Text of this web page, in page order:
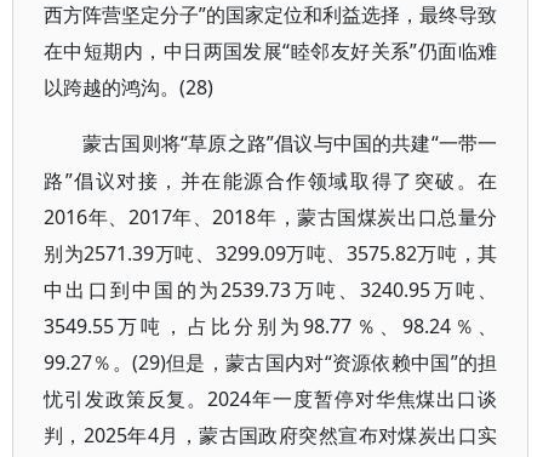
西方阵营坚定分子”的国家定位和利益选择，最终导致
在中短期内，中日两国发展“睦邻友好关系”仍面临难
以跨越的鸿沟。(28)
蒙古国则将“草原之路”倡议与中国的共建“一带一
路”倡议对接，并在能源合作领域取得了突破。在
2016年、2017年、2018年，蒙古国煤炭出口总量分
别为2571.39万吨、3299.09万吨、3575.82万吨，其
中出口到中国的为2539.73万吨、3240.95万吨、
3549.55万吨，占比分别为98.77％、98.24％、
99.27％。(29)但是，蒙古国内对“资源依赖中国”的担
忧引发政策反复。2024年一度暂停对华焦煤出口谈
判，2025年4月，蒙古国政府突然宣布对煤炭出口实